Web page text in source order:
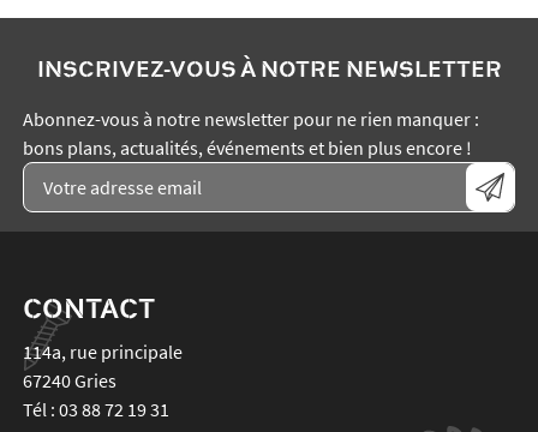
INSCRIVEZ-VOUS À NOTRE NEWSLETTER
Abonnez-vous à notre newsletter pour ne rien manquer :
bons plans, actualités, événements et bien plus encore !
CONTACT
114a, rue principale
67240Gries
Tél : 03 88 72 19 31